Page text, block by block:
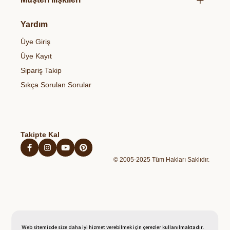
Web sitemizde size daha iyi hizmet verebilmek için çerezler kullanılmaktadır.
Gıdalardaki Pestisitler ve Sağlık Riskleri
Blog
Temel Gıdalar
Sağlıklı Atıştırmalıklar
Kahvaltılıklar
Hazır Unlu Mamulleri
Organik Sirke
Organik Bakliyatlar
Açık Rıza Metni
Kişisel Verilerin Korunması Politikası
İptal İade Şartları
Mesafeli Satış Sözleşmesi
Yardım
Üye Giriş
Üye Kayıt
Sipariş Takip
Sıkça Sorulan Sorular
Takipte Kal
© 2005-2025 Tüm Hakları Saklıdır.